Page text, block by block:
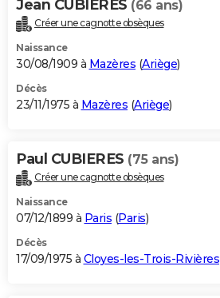
Jean CUBIERES (66 ans)
Créer une cagnotte obsèques
Naissance
30/08/1909 à Mazères (Ariège)
Décès
23/11/1975 à Mazères (Ariège)
Paul CUBIERES (75 ans)
Créer une cagnotte obsèques
Naissance
07/12/1899 à Paris (Paris)
Décès
17/09/1975 à Cloyes-les-Trois-Rivières